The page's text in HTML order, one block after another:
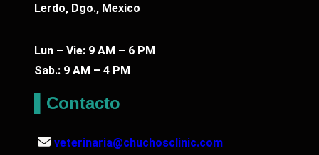
Lerdo, Dgo., Mexico
Lun – Vie: 9 AM – 6 PM
Sab.: 9 AM – 4 PM
▌Contacto
veterinaria@chuchosclinic.com